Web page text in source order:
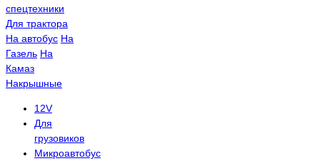
спецтехники
Для трактора
На автобус На
Газель На
Камаз
Накрышные
12V
Для
грузовиков
Микроавтобус